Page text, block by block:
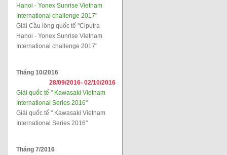
Hanoi - Yonex Sunrise Vietnam
International challenge 2017"
Giải Cầu lông quốc tế "Ciputra
Hanoi - Yonex Sunrise Vietnam
International challenge 2017"
Tháng 10/2016
28/09/2016- 02/10/2016
Giải quốc tế " Kawasaki Vietnam
International Series 2016"
Giải quốc tế " Kawasaki Vietnam
International Series 2016"
Tháng 7/2016